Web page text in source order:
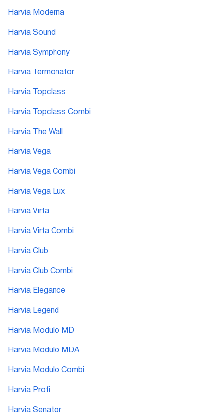
Harvia Moderna
Harvia Sound
Harvia Symphony
Harvia Termonator
Harvia Topclass
Harvia Topclass Combi
Harvia The Wall
Harvia Vega
Harvia Vega Combi
Harvia Vega Lux
Harvia Virta
Harvia Virta Combi
Harvia Club
Harvia Club Combi
Harvia Elegance
Harvia Legend
Harvia Modulo MD
Harvia Modulo MDA
Harvia Modulo Combi
Harvia Profi
Harvia Senator